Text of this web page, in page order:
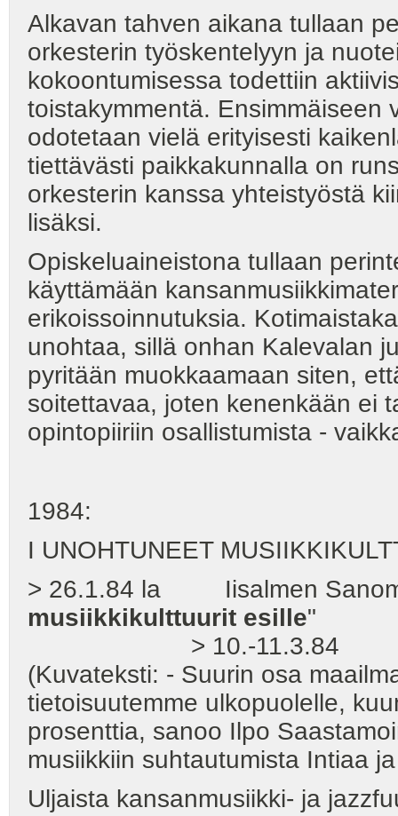
Alkavan tahven aikana tullaan
orkesterin työskentelyyn ja
kokoontumisessa todettiin
toistakymmentä. Ensimmäiseen
odotetaan vielä erityisesti
tiettävästi paikkakunnalla on
orkesterin kanssa yhteistyöstä
lisäksi.
Opiskeluaineistona tullaan
käyttämään
erikoissoinnutuksia.
unohtaa, sillä onhan Kalevalan
pyritään muokkaamaan siten,
soitettavaa, joten kenenkään ei
opintopiiriin osallistumista -
1984:
I UNOHTUNEET
> 26.1.84 la Iisalmen
musiikkikulttuurit esille"
> 10.-11.3.84
(Kuvateksti: - Suurin osa
tietoisuutemme ulkopuolelle,
prosenttia, sanoo Ilpo
musiikkiin suhtautumista Intiaa
Uljaista kansanmusiikki- ja